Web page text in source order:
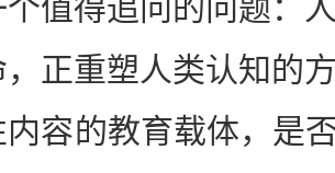
个值得追问的问题：
正重塑人类认知的
容的教育载体，是